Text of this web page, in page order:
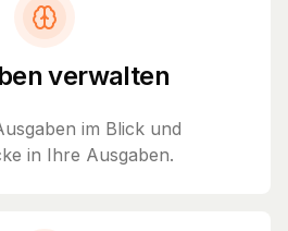
verwalten
im Blick und
in Ihre Ausgaben.